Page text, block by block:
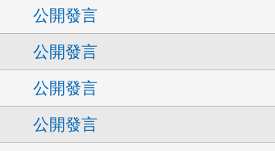
公開發言
公開發言
公開發言
公開發言